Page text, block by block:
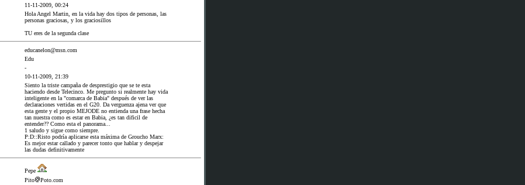
11-11-2009, 00:24
Hola Angel Martin, en la vida hay dos tipos de personas, las
personas graciosas, y los graciosillos
TU eres de la segunda clase
educanelon@msn.com
Edu
-
10-11-2009, 21:39
Siento la triste campaña de desprestigio que se te esta
haciendo desde Telecinco. Me pregunto si realmente hay vida
inteligente en la "comarca de Babia" después de ver las
declaraciones vertidas en el G20. Da verguenza ajena ver que
esta gente y el propio MEJODE no entienda una frase hecha
tan nuestra como es estar en Babia, ¿es tan dificil de
entender?? Como esta el panorama...
1 saludo y sigue como siempre.
P:D::Risto podría aplicarse esta máxima de Groucho Marx:
Es mejor estar callado y parecer tonto que hablar y despejar
las dudas definitivamente
Pepe
Pito
Poto.com